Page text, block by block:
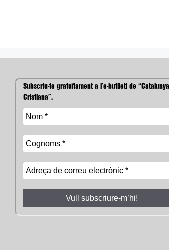
Subscriu-te gratuïtament a l’e-butlletí de “Catalunya
Cristiana”.